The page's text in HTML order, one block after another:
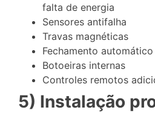
falta de energia
Sensores antifalha
Travas magnéticas
Fechamento automático
Botoeiras internas
Controles remotos
5) Instalação